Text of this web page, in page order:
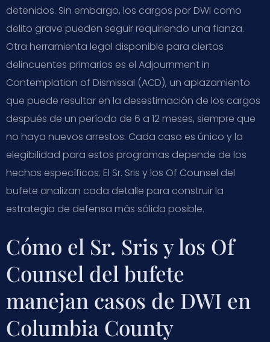
detenidos. Sin embargo, los cargos por DWI como
delito grave pueden seguir requiriendo una fianza.
Otra herramienta legal disponible para ciertos
delincuentes primarios es el Adjournment in
Contemplation of Dismissal (ACD), un aplazamiento
que puede resultar en la desestimación de los cargos
después de un período de 6 a 12 meses, siempre que
no haya nuevos arrestos. Cada caso es único y la
elegibilidad para estos programas depende de los
hechos específicos. El Sr. Sris y los Of Counsel del
bufete analizan cada detalle para construir la
estrategia de defensa más sólida posible.
Cómo el Sr. Sris y los Of
Counsel del bufete
manejan casos de DWI en
Columbia County